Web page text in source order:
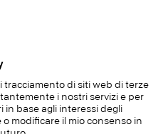
SERVIZIO
CONTATTO